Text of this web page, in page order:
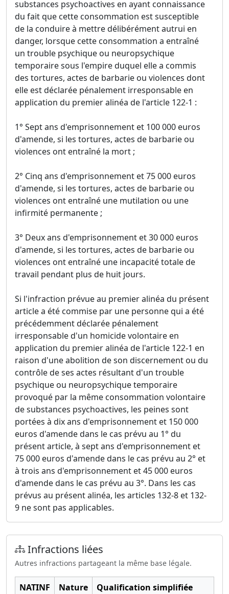
substances psychoactives en ayant connaissance
du fait que cette consommation est susceptible
de la conduire à mettre délibérément autrui en
danger, lorsque cette consommation a entraîné
un trouble psychique ou neuropsychique
temporaire sous l'empire duquel elle a commis
des tortures, actes de barbarie ou violences dont
elle est déclarée pénalement irresponsable en
application du premier alinéa de l'article 122-1 :
1° Sept ans d'emprisonnement et 100 000 euros
d'amende, si les tortures, actes de barbarie ou
violences ont entraîné la mort ;
2° Cinq ans d'emprisonnement et 75 000 euros
d'amende, si les tortures, actes de barbarie ou
violences ont entraîné une mutilation ou une
infirmité permanente ;
3° Deux ans d'emprisonnement et 30 000 euros
d'amende, si les tortures, actes de barbarie ou
violences ont entraîné une incapacité totale de
travail pendant plus de huit jours.
Si l'infraction prévue au premier alinéa du présent
article a été commise par une personne qui a été
précédemment déclarée pénalement
irresponsable d'un homicide volontaire en
application du premier alinéa de l'article 122-1 en
raison d'une abolition de son discernement ou du
contrôle de ses actes résultant d'un trouble
psychique ou neuropsychique temporaire
provoqué par la même consommation volontaire
de substances psychoactives, les peines sont
portées à dix ans d'emprisonnement et 150 000
euros d'amende dans le cas prévu au 1° du
présent article, à sept ans d'emprisonnement et
75 000 euros d'amende dans le cas prévu au 2° et
à trois ans d'emprisonnement et 45 000 euros
d'amende dans le cas prévu au 3°. Dans les cas
prévus au présent alinéa, les articles 132-8 et 132-
9 ne sont pas applicables.
Infractions liées
Autres infractions partageant la même base légale.
NATINF Nature Qualification simplifiée